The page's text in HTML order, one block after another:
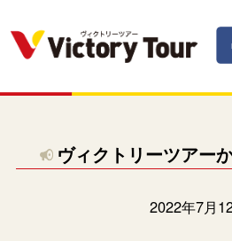
ヴィクトリーツアー
2022年7月